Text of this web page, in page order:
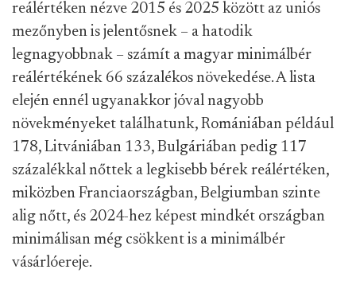
reálértéken nézve 2015 és 2025 között az uniós
mezőnyben is jelentősnek – a hatodik
legnagyobbnak – számít a magyar minimálbér
reálértékének 66 százalékos növekedése. A lista
elején ennél ugyanakkor jóval nagyobb
növekményeket találhatunk, Romániában például
178, Litvániában 133, Bulgáriában pedig 117
százalékkal nőttek a legkisebb bérek reálértéken,
miközben Franciaországban, Belgiumban szinte
alig nőtt, és 2024-hez képest mindkét országban
minimálisan még csökkent is a minimálbér
vásárlóereje.